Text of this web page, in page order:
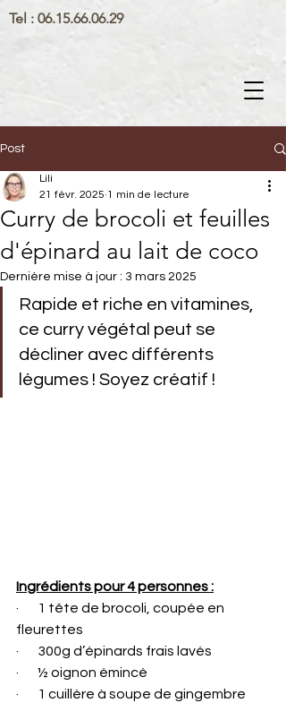
Tel : 06.15.66.06.29
Post
Curry de brocoli et feuilles
d'épinard au lait de coco
Lili
21 févr. 2025 1 min de lecture
Dernière mise à jour : 3 mars 2025
Rapide et riche en vitamines,
ce curry végétal peut se
décliner avec différents
légumes ! Soyez créatif !
Ingrédients pour 4 personnes :
·       1 tête de brocoli, coupée en
fleurettes
·       300g d’épinards frais lavés
·       ½ oignon émincé
·       1 cuillère à soupe de gingembre